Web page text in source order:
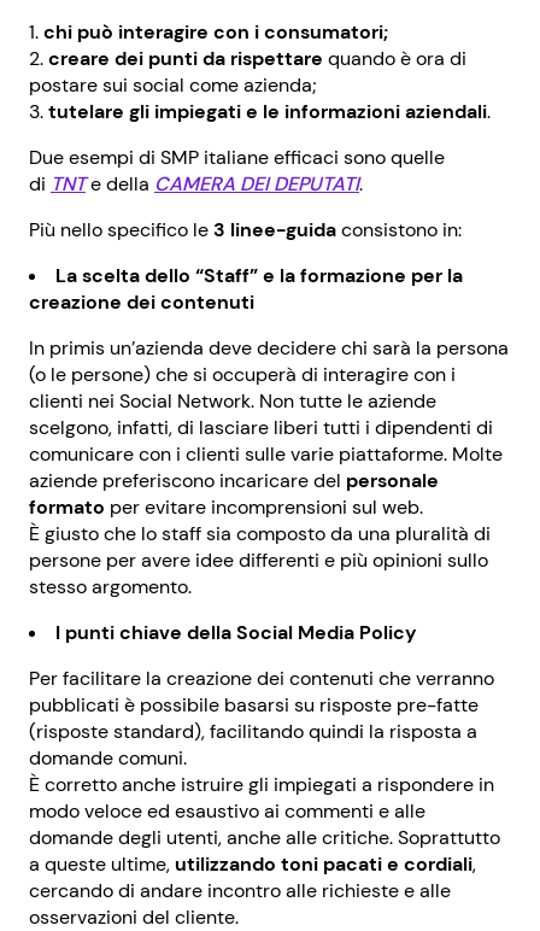
chi può interagire con i consumatori;
creare dei punti da rispettare quando è ora di
postare sui social come azienda;
tutelare gli impiegati e le informazioni aziendali.
Due esempi di SMP italiane efficaci sono quelle
di TNTe della CAMERA DEI DEPUTATI.
Più nello specifico le3 linee-guidaconsistono in:
La scelta dello “Staff” e la formazione per la
creazione dei contenuti
In primis un’azienda deve decidere chi sarà la persona
(o le persone) che si occuperà di interagire con i
clienti nei Social Network. Non tutte le aziende
scelgono, infatti, di lasciare liberi tutti i dipendenti di
comunicare con i clienti sulle varie piattaforme. Molte
aziende preferiscono incaricare del personale
formato per evitare incomprensioni sul web.
È giusto che lo staff sia composto da una pluralità di
persone per avere idee differenti e più opinioni sullo
stesso argomento.
I punti chiave della Social Media Policy
Per facilitare la creazione dei contenuti che verranno
pubblicati è possibile basarsi su risposte pre-fatte
(risposte standard), facilitando quindi la risposta a
domande comuni.
È corretto anche istruire gli impiegati a rispondere in
modo veloce ed esaustivo ai commenti e alle
domande degli utenti, anche alle critiche. Soprattutto
a queste ultime,utilizzando toni pacati e cordiali,
cercando di andare incontro alle richieste e alle
osservazioni del cliente.